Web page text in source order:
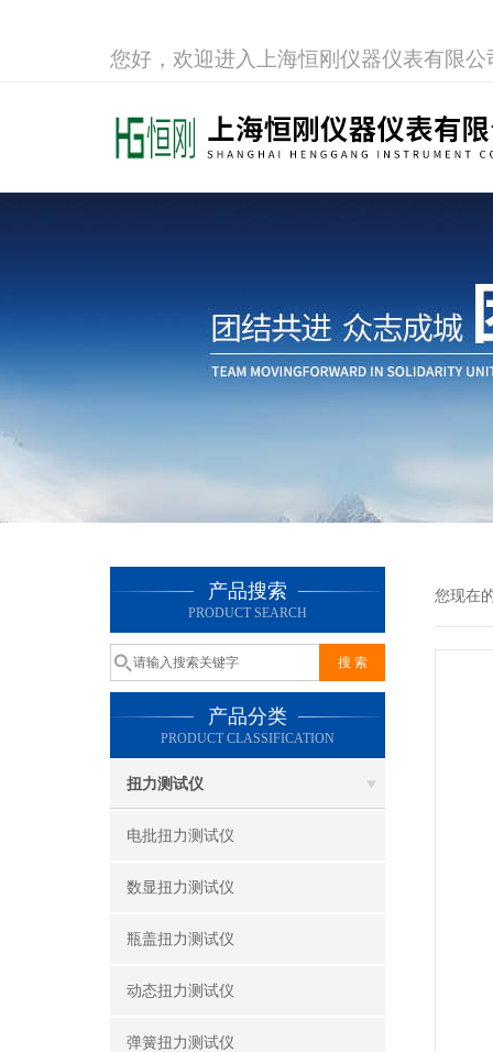
您好，欢迎进入上海恒刚仪器仪表有限公
产品搜索
PRODUCT SEARCH
产品分类
PRODUCT CLASSIFICATION
扭力测试仪
电批扭力测试仪
数显扭力测试仪
瓶盖扭力测试仪
动态扭力测试仪
弹簧扭力测试仪
您现在